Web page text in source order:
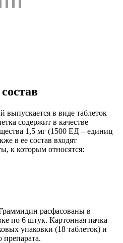
выпускается в виде таблеток
содержит в качестве
1,5 мг (1500 ЕД – единиц
в ее состав входят
к которым относятся:
расфасованы в
по 6 штук. Картонная пачка
упаковки (18 таблеток) и